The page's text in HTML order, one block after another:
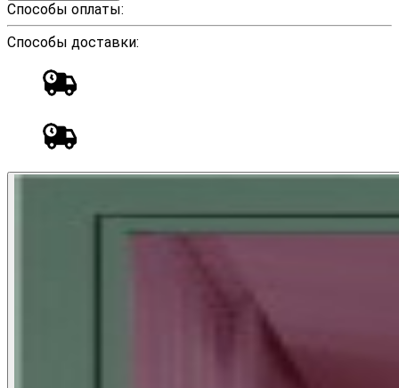
Способы оплаты:
Способы доставки: